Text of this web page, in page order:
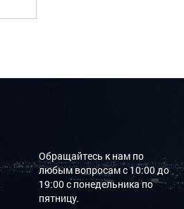
Обращайтесь к нам по
любым вопросам с 10:00 до
19:00 с понедельника по
пятницу.